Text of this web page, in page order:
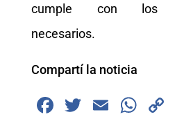
cumple con los
necesarios.
Compartí la noticia
F
T
E
W